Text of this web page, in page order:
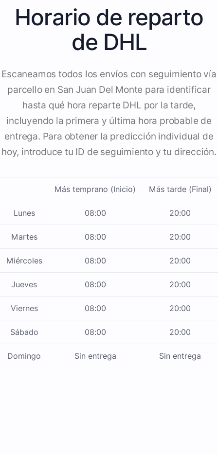
Horario de reparto
de DHL
Escaneamos todos los envíos con seguimiento vía
parcello en San Juan Del Monte para identificar
hasta qué hora reparte DHL por la tarde,
incluyendo la primera y última hora probable de
entrega. Para obtener la predicción individual de
hoy, introduce tu ID de seguimiento y tu dirección.
Más temprano (Inicio) Más tarde (Final)
Lunes 08:00 20:00
Martes 08:00 20:00
Miércoles 08:00 20:00
Jueves 08:00 20:00
Viernes 08:00 20:00
Sábado 08:00 20:00
Domingo Sin entrega Sin entrega